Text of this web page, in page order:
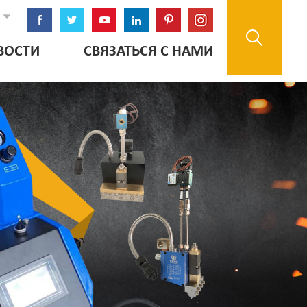
СВЯЗАТЬСЯ С НАМИ